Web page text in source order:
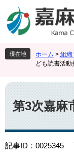
ジ
先
頭
。
ュ
を
飛
て
本
文
へ
現在地 ホーム > 組織
ども読書活動
本
文
第3次嘉麻
記事ID：0025345